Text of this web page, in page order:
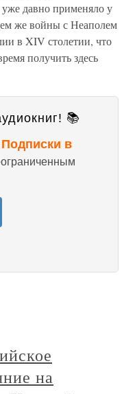
уже давно применяло у
же войны с Неаполем
в XIV столетии, что
получить здесь
📚
в
на